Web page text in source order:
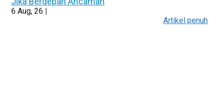
6 Aug, 26 |
Artikel penuh